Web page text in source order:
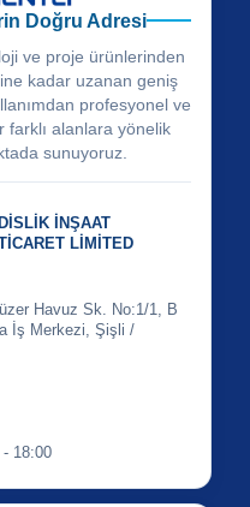
Doğru Adresi
ve proje ürünlerinden
kadar uzanan geniş
profesyonel ve
alanlara yönelik
sunuyoruz.
İNŞAAT
LİMİTED
Havuz Sk. No:1/1, B
İş Merkezi, Şişli /
18:00